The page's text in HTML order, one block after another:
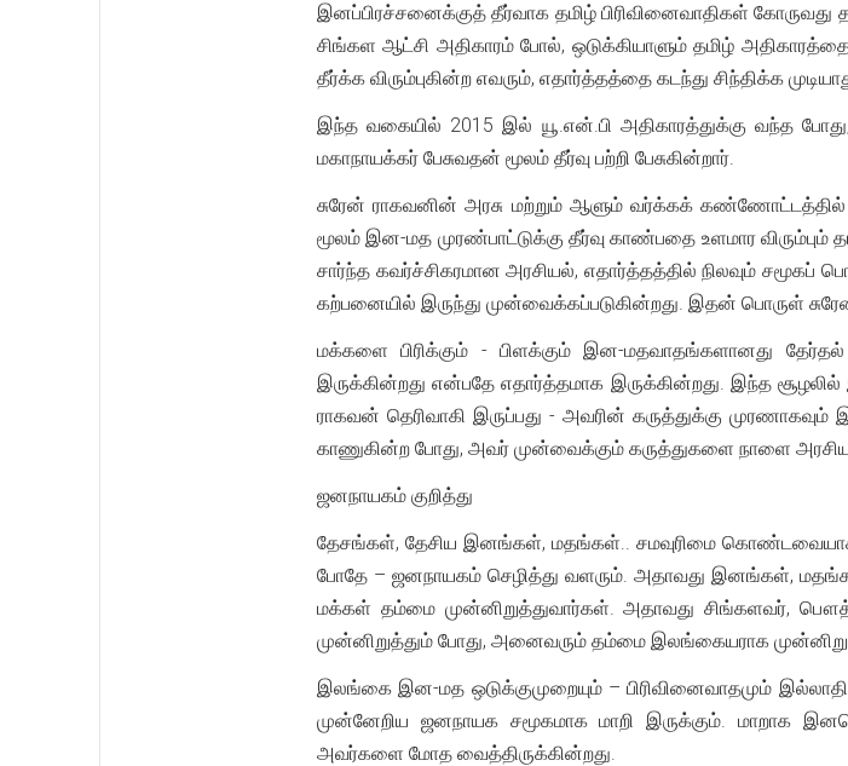
இனப்பிரச்சனைக்குத் தீர்வாக தமிழ் பிரிவினைவாதிகள்
சிங்கள ஆட்சி அதிகாரம் போல், ஒடுக்கியாளும் தமிழ்
தீர்க்க விரும்புகின்ற எவரும், எதார்த்தத்தை கடந்து சிந்திக்க
இந்த வகையில் 2015 இல் யூ.என்.பி அதிகாரத்துக்கு வந்த
மகாநாயக்கர் பேசுவதன் மூலம் தீர்வு பற்றி பேசுகின்றார்.
சுரேன் ராகவனின் அரசு மற்றும் ஆளும் வர்க்கக் கண்ணோட்டத்தில்
மூலம் இன-மத முரண்பாட்டுக்கு தீர்வு காண்பதை உளமார விரும்பும்
சார்ந்த கவர்ச்சிகரமான அரசியல், எதார்த்தத்தில் நிலவும்
கற்பனையில் இருந்து முன்வைக்கப்படுகின்றது. இதன் பொருள்
மக்களை பிரிக்கும் - பிளக்கும் இன-மதவாதங்களானது
இருக்கின்றது என்பதே எதார்த்தமாக இருக்கின்றது. இந்த
ராகவன் தெரிவாகி இருப்பது - அவரின் கருத்துக்கு
காணுகின்ற போது, அவர் முன்வைக்கும் கருத்துகளை நாளை
ஜனநாயகம் குறித்து
தேசங்கள், தேசிய இனங்கள், மதங்கள்.. சமவுரிமை
போதே – ஜனநாயகம் செழித்து வளரும். அதாவது இனங்கள்,
மக்கள் தம்மை முன்னிறுத்துவார்கள். அதாவது சிங்களவர்,
முன்னிறுத்தும் போது, அனைவரும் தம்மை இலங்கையராக
இலங்கை இன-மத ஒடுக்குமுறையும் – பிரிவினைவாதமும்
முன்னேறிய ஜனநாயக சமூகமாக மாறி இருக்கும். மாறாக
அவர்களை மோத வைத்திருக்கின்றது.